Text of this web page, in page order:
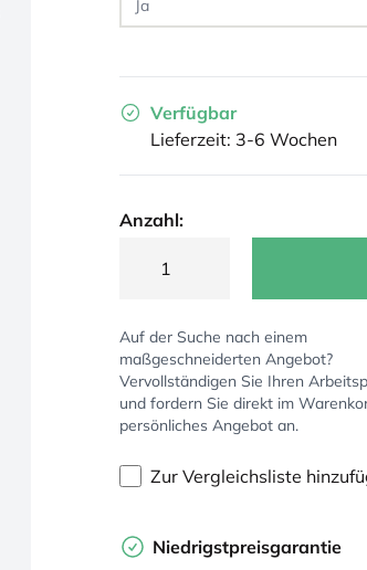
Verfügbar
Lieferzeit: 3-6 Wochen
Anzahl:
Auf der Suche nach einem
maßgeschneiderten Angebot?
Vervollständigen Sie Ihren
und fordern Sie direkt im
persönliches Angebot an.
Zur Vergleichsliste
Niedrigstpreisgarantie